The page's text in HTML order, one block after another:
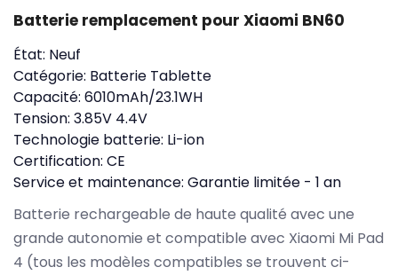
Batterie remplacement pour Xiaomi BN60
État: Neuf
Catégorie: Batterie Tablette
Capacité: 6010mAh/23.1WH
Tension: 3.85V 4.4V
Technologie batterie: Li-ion
Certification: CE
Service et maintenance: Garantie limitée - 1 an
Batterie rechargeable de haute qualité avec une
grande autonomie et compatible avec Xiaomi Mi Pad
4 (tous les modèles compatibles se trouvent ci-